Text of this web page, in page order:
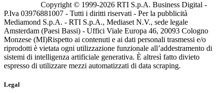
Copyright © 1999-2026 RTI S.p.A. Business Digital -
P.Iva 03976881007 - Tutti i diritti riservati - Per la pubblicità
Mediamond S.p.A. - RTI S.p.A., Mediaset N.V., sede legale
Amsterdam (Paesi Bassi) - Uffici Viale Europa 46, 20093 Cologno
Monzese (MI)Rispetto ai contenuti e ai dati personali trasmessi e/o
riprodotti è vietata ogni utilizzazione funzionale all’addestramento di
sistemi di intelligenza artificiale generativa. È altresì fatto divieto
espresso di utilizzare mezzi automatizzati di data scraping.
Legal